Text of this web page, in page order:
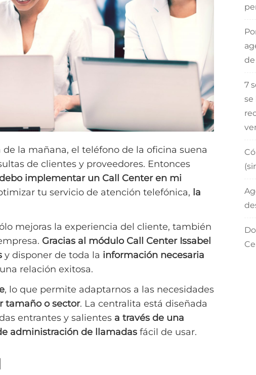
de la mañana, el teléfono de la oficina suena
de clientes y proveedores. Entonces
implementar un Call Center en mi
tu servicio de atención telefónica, la
mejoras la experiencia del cliente, también
Gracias al módulo Call Center Issabel
y disponer de toda la información necesaria
relación exitosa.
, lo que permite adaptarnos a las necesidades
tamaño o sector. La centralita está diseñada
entrantes y salientes a través de una
administración de llamadas fácil de usar.
de
7
se